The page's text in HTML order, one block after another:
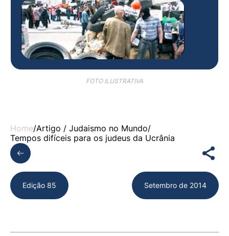
FOTO ILUSTRATIVA
Home/Artigo / Judaismo no Mundo/
Tempos difíceis para os judeus da Ucrânia
Edição 85 Setembro de 2014